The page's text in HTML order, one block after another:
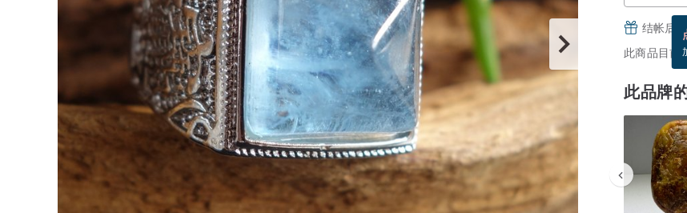
结帐后
此商品目前
此品牌